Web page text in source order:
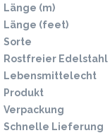
Länge (m)
Länge (feet)
Sorte
Rostfreier Edelstahl
Lebensmittelecht
Produkt
Verpackung
Schnelle Lieferung